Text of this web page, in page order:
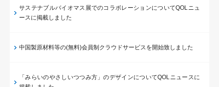
サステナブルバイオマス展でのコラボレーションについてQOLニュ
ースに掲載しました
中国製原材料等の(無料)会員制クラウドサービスを開始致しました
「みらいのやさしいつつみ方」のデザインについてQOLニュースに